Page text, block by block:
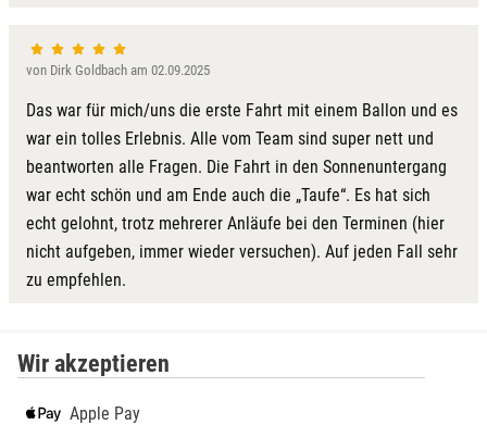
von Dirk Goldbach am 02.09.2025
Das war für mich/uns die erste Fahrt mit einem Ballon und es
war ein tolles Erlebnis. Alle vom Team sind super nett und
beantworten alle Fragen. Die Fahrt in den Sonnenuntergang
war echt schön und am Ende auch die „Taufe“. Es hat sich
echt gelohnt, trotz mehrerer Anläufe bei den Terminen (hier
nicht aufgeben, immer wieder versuchen). Auf jeden Fall sehr
zu empfehlen.
Wir akzeptieren
Apple Pay
Lüneburg
Magdeburg
Main-Kinzig-Kreis
Mainz
Mecklenburgische Seenplatte
Meiningen